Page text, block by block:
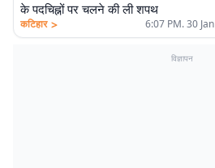
के पदचिह्नों पर चलने की ली शपथ
कटिहार > 6:07 PM. 30 Jan
विज्ञापन